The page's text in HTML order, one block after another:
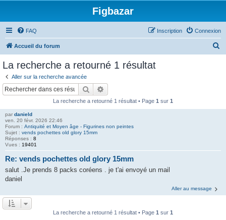
Figbazar
FAQ Connexion
Inscription
Accueil du forum
La recherche a retourné 1 résultat
Aller sur la recherche avancée
Rechercher
La recherche a retourné 1 résultat • Page 1 sur 1
par danield
ven. 20 févr. 2026 22:46
Forum : Antiquité et Moyen âge - Figurines non peintes
Sujet : vends pochettes old glory 15mm
Réponses : 8
Vues : 19401
Re: vends pochettes old glory 15mm
salut .Je prends 8 packs coréens . je t'ai envoyé un mail
daniel
Aller au message
La recherche a retourné 1 résultat • Page 1 sur 1